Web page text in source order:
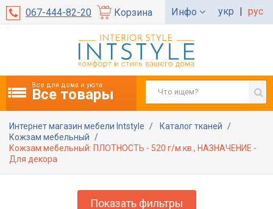
067-444-82-20 Корзина Инфо укр | рус
Все для дома и уюта
Все товары
Интернет магазин мебели Intstyle
Каталог тканей
Кожзам мебельный
Кожзам мебельный: ПЛОТНОСТЬ - 520 г/м.кв., НАЗНАЧЕНИЕ -
Для декора
Показать фильтры